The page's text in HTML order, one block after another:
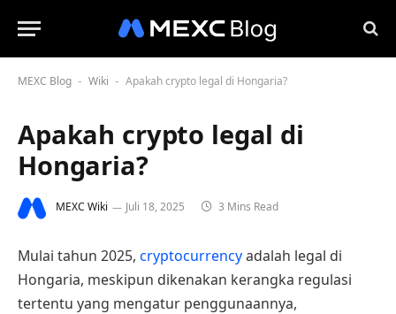
MEXC Blog - Wiki - Apakah crypto legal di Hongaria?
Apakah crypto legal di
Hongaria?
MEXC Wiki Juli 18, 2025 3 Mins Read
Mulai tahun 2025, cryptocurrencyadalah legal di
Hongaria, meskipun dikenakan kerangka regulasi
tertentu yang mengatur penggunaannya,